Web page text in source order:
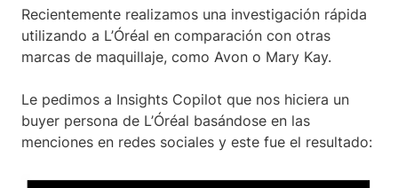
Recientemente realizamos una investigación rápida
utilizando a L’Óréal en comparación con otras
marcas de maquillaje, como Avon o Mary Kay.
Le pedimos a Insights Copilot que nos hiciera un
buyer persona de L’Óréal basándose en las
menciones en redes sociales y este fue el resultado: